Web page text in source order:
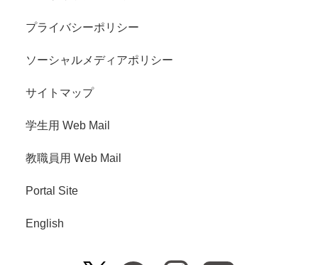
プライバシーポリシー
ソーシャルメディアポリシー
サイトマップ
学生用 Web Mail
教職員用 Web Mail
Portal Site
English